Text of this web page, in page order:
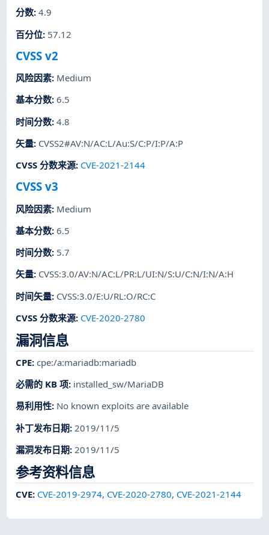
分数:4.9
百分位: 57.12
CVSS v2
风险因素: Medium
基本分数:6.5
时间分数:4.8
矢量: CVSS2#AV:N/AC:L/Au:S/C:P/I:P/A:P
CVSS 分数来源: CVE-2021-2144
CVSS v3
风险因素: Medium
基本分数:6.5
时间分数: 5.7
矢量: CVSS:3.0/AV:N/AC:L/PR:L/UI:N/S:U/C:N/I:N/A:H
时间矢量: CVSS:3.0/E:U/RL:O/RC:C
CVSS 分数来源: CVE-2020-2780
漏洞信息
CPE:cpe:/a:mariadb:mariadb
必需的 KB 项: installed_sw/MariaDB
易利用性: No known exploits are available
补丁发布日期: 2019/11/5
漏洞发布日期:2019/11/5
参考资料信息
CVE: CVE-2019-2974, CVE-2020-2780, CVE-2021-2144